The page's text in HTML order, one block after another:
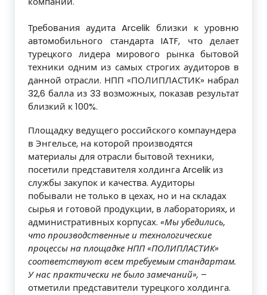
Требования аудита Arcelik близки к уровню
автомобильного стандарта IATF, что делает
турецкого лидера мирового рынка бытовой
техники одним из самых строгих аудиторов в
данной отрасли. НПП «ПОЛИПЛАСТИК» набрал
32,6 балла из 33 возможных, показав результат
близкий к 100%.
Площадку ведущего российского компаундера
в Энгельсе, на которой производятся
материалы для отрасли бытовой техники,
посетили представителя холдинга Arcelik из
службы закупок и качества. Аудиторы
побывали не только в цехах, но и на складах
сырья и готовой продукции, в лабораториях, и
административных корпусах. «Мы убедились,
что производственные и технологические
процессы на площадке НПП «ПОЛИПЛАСТИК»
соответствуют всем требуемым стандартам.
У нас практически не было замечаний», –
отметили представители турецкого холдинга.